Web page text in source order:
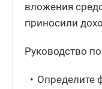
вложения
приносили
Руководство
Определите